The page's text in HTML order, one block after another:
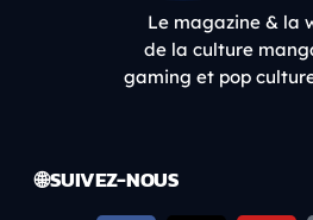
Le magazine & la
de la culture
gaming et pop
🌐 SUIVEZ-NOUS